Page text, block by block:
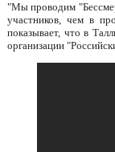
"Мы проводим
участников, чем в
показывает, что в
организации